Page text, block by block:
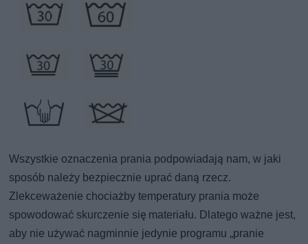
Wszystkie oznaczenia prania podpowiadają nam, w jaki
sposób należy bezpiecznie uprać daną rzecz.
Zlekceważenie chociażby temperatury prania może
spowodować skurczenie się materiału. Dlatego ważne jest,
aby nie używać nagminnie jedynie programu „pranie